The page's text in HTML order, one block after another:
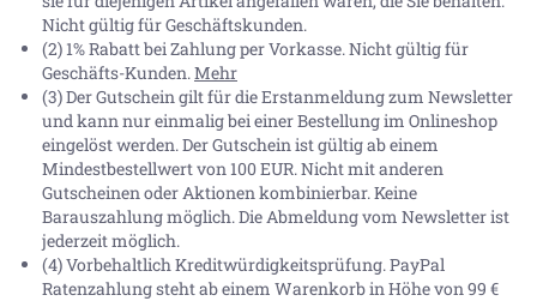
Nicht gültig für Geschäftskunden.
(2) 1% Rabatt bei Zahlung per Vorkasse. Nicht gültig für
Geschäfts-Kunden.Mehr
(3) Der Gutschein gilt für die Erstanmeldung zum Newsletter
und kann nur einmalig bei einer Bestellung im Onlineshop
eingelöst werden. Der Gutschein ist gültig ab einem
Mindestbestellwert von 100 EUR. Nicht mit anderen
Gutscheinen oder Aktionen kombinierbar. Keine
Barauszahlung möglich. Die Abmeldung vom Newsletter ist
jederzeit möglich.
(4) Vorbehaltlich Kreditwürdigkeitsprüfung. PayPal
Ratenzahlung steht ab einem Warenkorb in Höhe von99 €